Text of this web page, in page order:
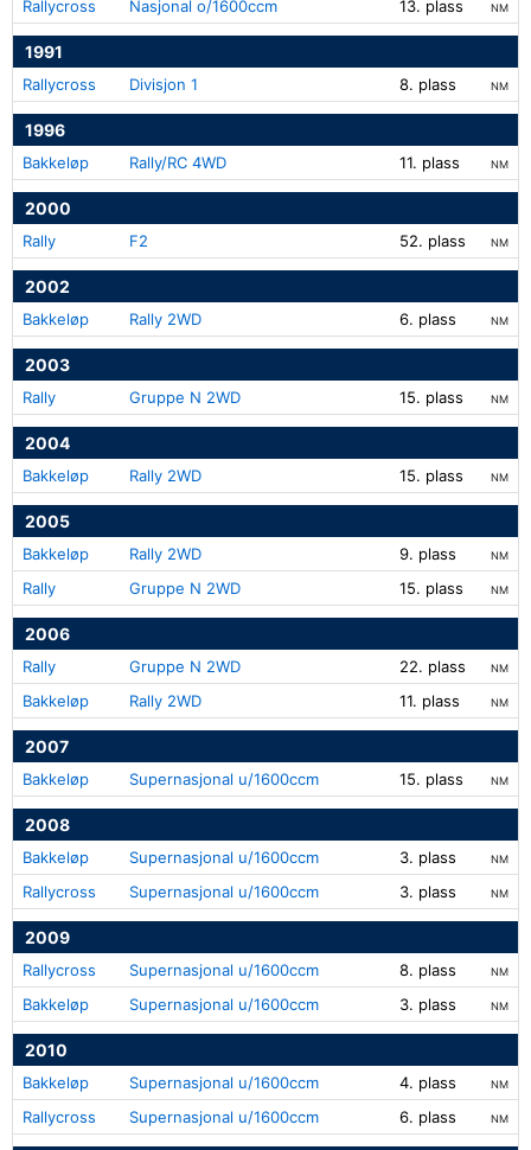
Rallycross Nasjonal o/1600ccm 13. plass NM
1991
Rallycross Divisjon 1 8. plass NM
1996
Bakkeløp Rally/RC 4WD 11. plass NM
2000
Rally F2 52. plass NM
2002
Bakkeløp Rally 2WD 6. plass NM
2003
Rally Gruppe N 2WD 15. plass NM
2004
Bakkeløp Rally 2WD 15. plass NM
2005
Bakkeløp Rally 2WD 9. plass NM
Rally Gruppe N 2WD 15. plass NM
2006
Rally Gruppe N 2WD 22. plass NM
Bakkeløp Rally 2WD 11. plass NM
2007
Bakkeløp Supernasjonal u/1600ccm 15. plass NM
2008
Bakkeløp Supernasjonal u/1600ccm 3. plass NM
Rallycross Supernasjonal u/1600ccm 3. plass NM
2009
Rallycross Supernasjonal u/1600ccm 8. plass NM
Bakkeløp Supernasjonal u/1600ccm 3. plass NM
2010
Bakkeløp Supernasjonal u/1600ccm 4. plass NM
Rallycross Supernasjonal u/1600ccm 6. plass NM